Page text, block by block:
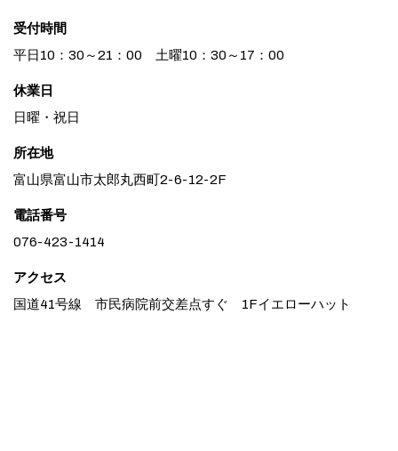
受付時間
平日10：30～21：00 土曜10：30～17：00
休業日
日曜・祝日
所在地
富山県富山市太郎丸西町2-6-12-2F
電話番号
076-423-1414
アクセス
国道41号線 市民病院前交差点すぐ 1Fイエローハット